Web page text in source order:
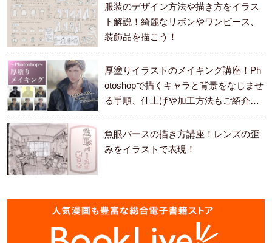
服装のデザイン方法や描き方をイラス
ト解説！綺麗なリボンやワンピース、
装飾品を描こう！
厚塗りイラストのメイキング講座！Ph
otoshopで描くキャラと背景をなじませ
る手順、仕上げや加工方法もご紹介し
ます。
魚眼パースの描き方講座！レンズの歪
みをイラストで表現！